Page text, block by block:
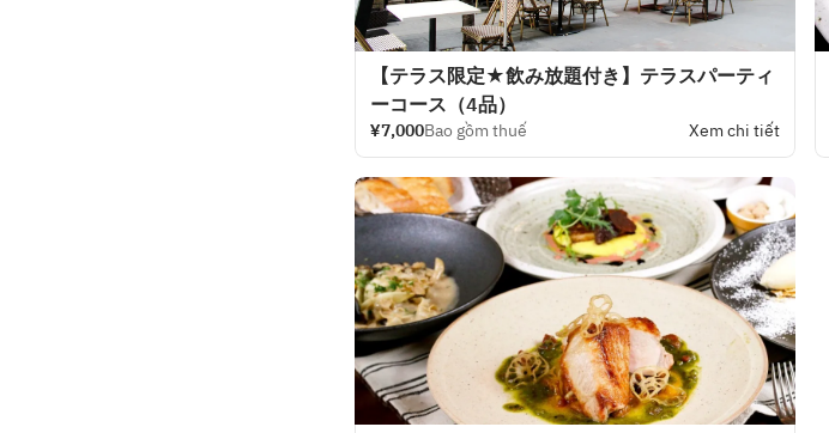
【テラス限定★飲み放題付き】テラスパーティ
ーコース（4品）
¥7,000Bao gồm thuế Xem chi tiết